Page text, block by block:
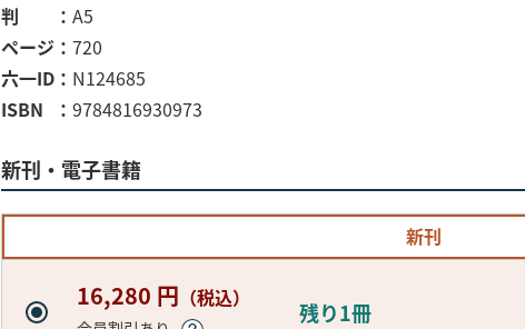
判
A5
ページ
720
六一ID
N124685
ISBN
9784816930973
新刊・電子書籍
新刊
16,280 円 （税込）
残り1冊